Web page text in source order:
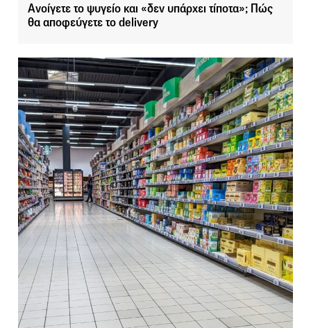
Ανοίγετε το ψυγείο και «δεν υπάρχει τίποτα»; Πώς
θα αποφεύγετε το delivery